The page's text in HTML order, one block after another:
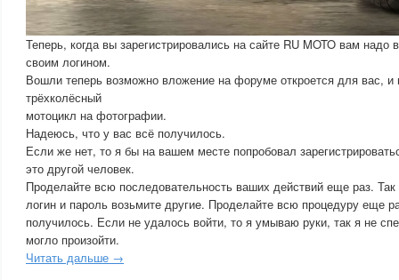
Теперь, когда вы зарегистрировались на сайте RU MOTO вам надо
своим логином.
Вошли теперь возможно вложение на форуме откроется для вас, и
трёхколёсный
мотоцикл на фотографии.
Надеюсь, что у вас всё получилось.
Если же нет, то я бы на вашем месте попробовал
это другой человек.
Проделайте всю последовательность ваших действий еще раз. Так
логин и пароль возьмите другие. Проделайте всю процедуру еще
получилось. Если не удалось войти, то я умываю руки, так я не
могло произойти.
Читать дальше →